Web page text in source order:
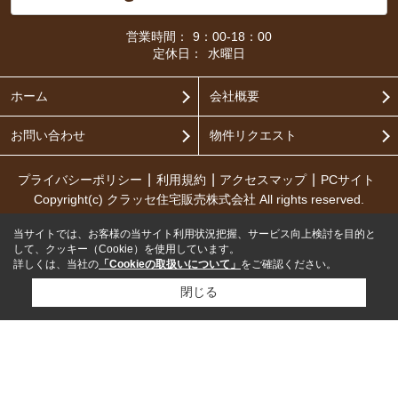
営業時間：
9：00-18：00
定休日：
水曜日
ホーム 会社概要
お問い合わせ 物件リクエスト
プライバシーポリシー 利用規約 アクセスマップ
PCサイト
Copyright(c) クラッセ住宅販売株式会社 All rights reserved.
当サイトでは、お客様の当サイト利用状況把握、サービス向上検討を目的と
して、クッキー（Cookie）を使用しています。
詳しくは、当社の 「Cookieの取扱いについて」 をご確認ください。
閉じる